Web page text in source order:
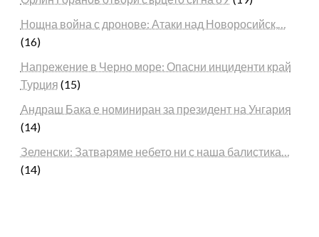
Нощна война с дронове: Атаки над Новоросийск,…
(16)
Напрежение в Черно море: Опасни инциденти край
Турция (15)
Андраш Бака е номиниран за президент на Унгария
(14)
Зеленски: Затваряме небето ни с наша балистика…
(14)